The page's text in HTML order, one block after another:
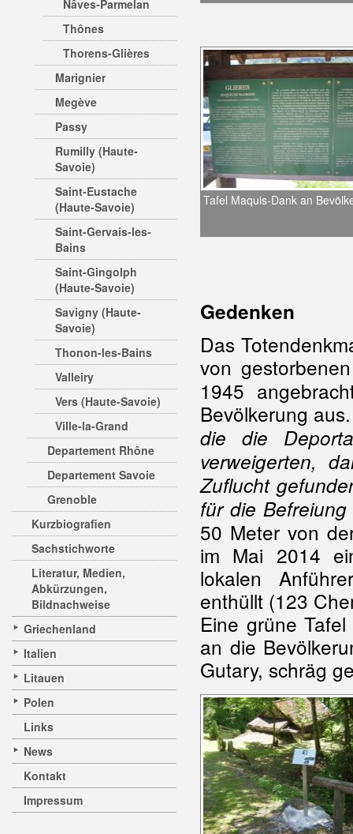
Nâves-Parmelan
Thônes
Thorens-Glières
Marignier
Megève
Passy
Rumilly (Haute-
Savoie)
Saint-Eustache
(Haute-Savoie)
Saint-Gervais-les-
Bains
Saint-Gingolph
(Haute-Savoie)
Savigny (Haute-
Savoie)
Thonon-les-Bains
Valleiry
Vers (Haute-Savoie)
Ville-la-Grand
Departement Rhône
Departement Savoie
Grenoble
Kurzbiografien
Sachstichworte
Literatur, Medien,
Abkürzungen,
Bildnachweise
Griechenland
Italien
Litauen
Polen
Links
News
Kontakt
Impressum
Tafel Maquis-Dank an
Gedenken
Das
von
1945
Bevölkerung aus.
die die
verweigerten,
Zuflucht
für die
50 Meter von
im Mai 2014
lokalen
enthüllt (123
Eine grüne
an die
Gutary, schräg